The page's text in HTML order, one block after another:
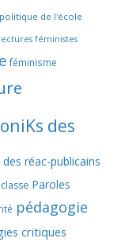
de l'école
féministes
féminisme
des
réac-publicains
Paroles
pédagogie
critiques